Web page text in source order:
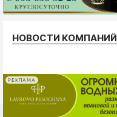
НОВОСТИ КОМПАНИЙ
РЕКЛАМА